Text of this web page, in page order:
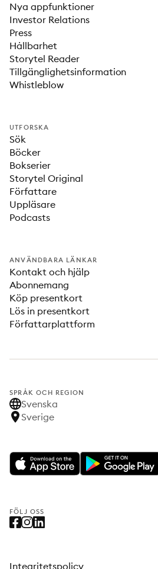
Nya appfunktioner
Investor Relations
Press
Hållbarhet
Storytel Reader
Tillgänglighetsinformation
Whistleblow
UTFORSKA
Sök
Böcker
Bokserier
Storytel Original
Författare
Uppläsare
Podcasts
ANVÄNDBARA LÄNKAR
Kontakt och hjälp
Abonnemang
Köp presentkort
Lös in presentkort
Författarplattform
SPRÅK OCH REGION
Svenska
Sverige
FÖLJ OSS
Integritetspolicy